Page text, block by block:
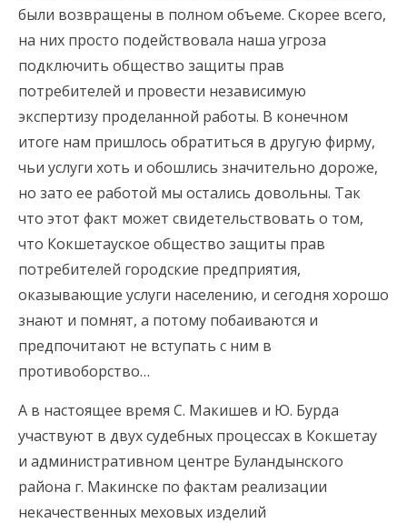
были возвращены в полном объеме. Скорее всего,
на них просто подействовала наша угроза
подключить общество защиты прав
потребителей и провести независимую
экспертизу проделанной работы. В конечном
итоге нам пришлось обратиться в другую фирму,
чьи услуги хоть и обошлись значительно дороже,
но зато ее работой мы остались довольны. Так
что этот факт может свидетельствовать о том,
что Кокшетауское общество защиты прав
потребителей городские предприятия,
оказывающие услуги населению, и сегодня хорошо
знают и помнят, а потому побаиваются и
предпочитают не вступать с ним в
противоборство…
А в настоящее время С. Макишев и Ю. Бурда
участвуют в двух судебных процессах в Кокшетау
и административном центре Буландынского
района г. Макинске по фактам реализации
некачественных меховых изделий